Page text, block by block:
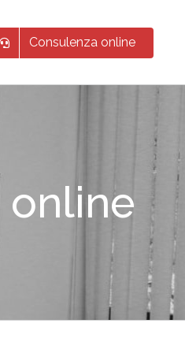
Consulenza online
online